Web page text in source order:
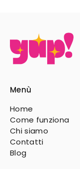
Menù
Home
Come funziona
Chi siamo
Contatti
Blog